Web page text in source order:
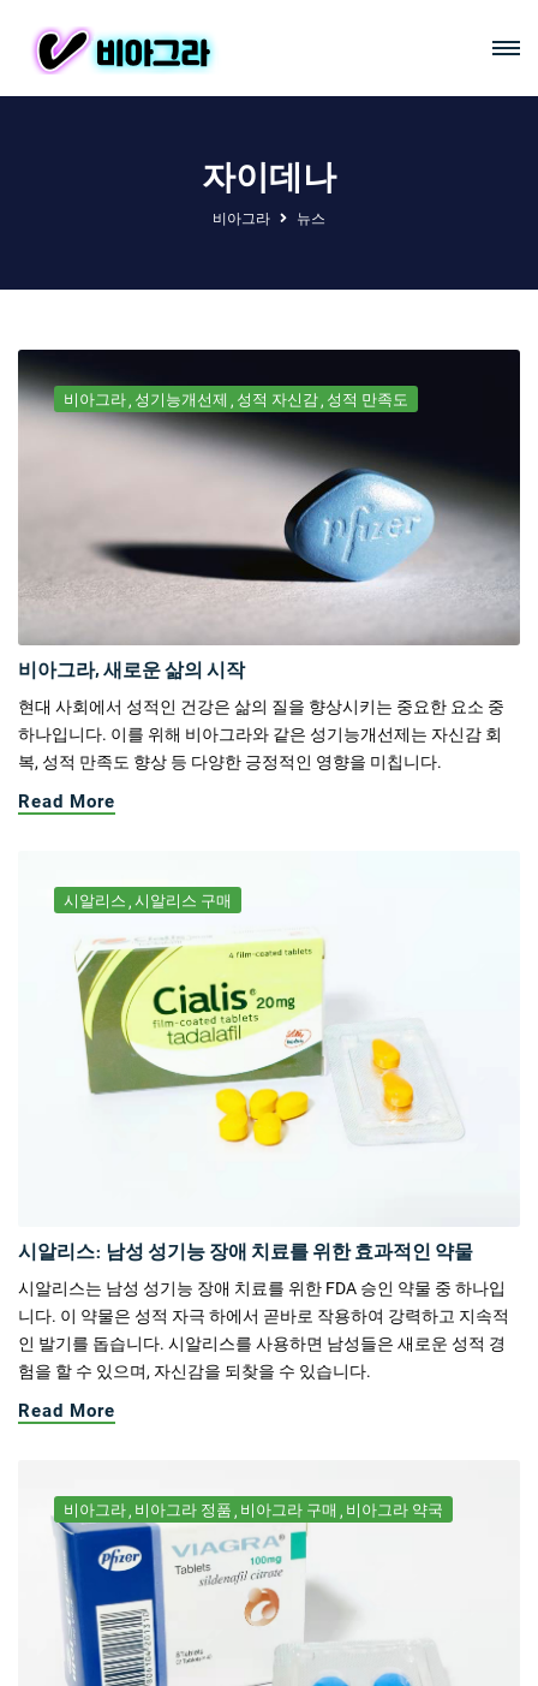
자이데나
비아그라 뉴스
비아그라 성기능개선제 성적 자신감 성적 만족도
비아그라, 새로운 삶의 시작
현대 사회에서 성적인 건강은 삶의 질을 향상시키는 중요한 요소 중
하나입니다. 이를 위해 비아그라와 같은 성기능개선제는 자신감 회
복, 성적 만족도 향상 등 다양한 긍정적인 영향을 미칩니다.
Read More
시알리스 시알리스 구매
시알리스: 남성 성기능 장애 치료를 위한 효과적인 약물
시알리스는 남성 성기능 장애 치료를 위한 FDA 승인 약물 중 하나입
니다. 이 약물은 성적 자극 하에서 곧바로 작용하여 강력하고 지속적
인 발기를 돕습니다. 시알리스를 사용하면 남성들은 새로운 성적 경
험을 할 수 있으며, 자신감을 되찾을 수 있습니다.
Read More
비아그라 비아그라 정품 비아그라 구매 비아그라 약국